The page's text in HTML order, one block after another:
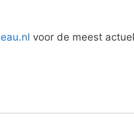
voor de meest